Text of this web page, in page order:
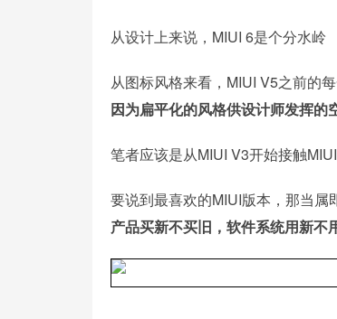
从设计上来说，MIUI 6是个分水岭
从图标风格来看，MIUI V5之前的
因为扁平化的风格供设计师发挥的
笔者应该是从MIUI V3开始接触
要说到最喜欢的MIUI版本，那当属
产品买新不买旧，软件系统用新不